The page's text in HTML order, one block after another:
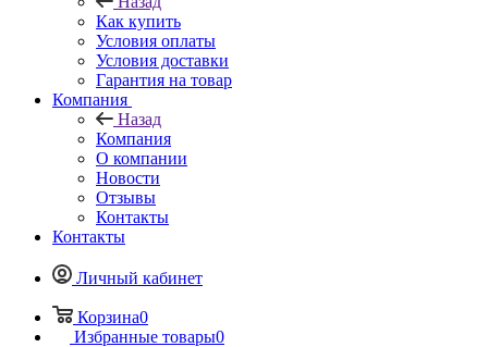
Как купить
Условия оплаты
Условия доставки
Гарантия на товар
Компания
Назад
Компания
О компании
Новости
Отзывы
Контакты
Контакты
Личный кабинет
Корзина0
Избранные товары0